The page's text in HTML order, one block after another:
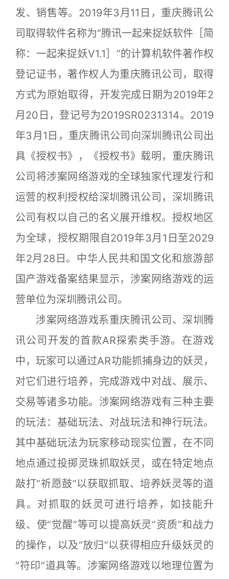
发、销售等。2019年3月11日，重庆腾讯公
司取得软件名称为“腾讯一起来捉妖软件［简
称：一起来捉妖V1.1］”的计算机软件著作权
登记证书，著作权人为重庆腾讯公司，取得
方式为原始取得，开发完成日期为2019年2
月20日，登记号为2019SR0231314。2019
年3月1日，重庆腾讯公司向深圳腾讯公司出
具《授权书》，《授权书》载明，重庆腾讯
公司将涉案网络游戏的全球独家代理发行和
运营的权利授权给深圳腾讯公司，深圳腾讯
公司有权以自己的名义展开维权。授权地区
为全球，授权期限自2019年3月1日至2029
年2月28日。中华人民共和国文化和旅游部
国产游戏备案结果显示，涉案网络游戏的运
营单位为深圳腾讯公司。
涉案网络游戏系重庆腾讯公司、深圳腾
讯公司开发的首款AR探索类手游。在游戏
中，玩家可以通过AR功能抓捕身边的妖灵，
对它们进行培养，完成游戏中对战、展示、
交易等诸多功能。涉案网络游戏有三种主要
的玩法：基础玩法、对战玩法和神行玩法。
其中基础玩法为玩家移动现实位置，在不同
地点通过投掷灵珠抓取妖灵，或在特定地点
敲打“祈愿鼓”以获取抓取、培养妖灵等的道
具。对抓取的妖灵可进行培养，如技能升
级、使“觉醒”等可以提高妖灵“资质”和战力
的操作，以及“放归”以获得相应升级妖灵的
“符印”道具等。涉案网络游戏以地理位置为